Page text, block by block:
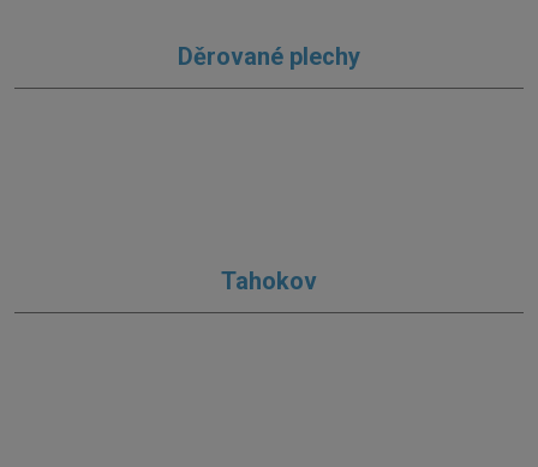
Děrované plechy
Tahokov